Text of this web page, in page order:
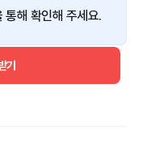
통해 확인해 주세요.
기